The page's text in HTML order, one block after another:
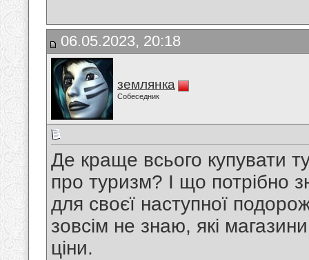
06.05.2023, 20:18
землянка
Собеседник
Де краще всього купувати
про туризм? І що потрібно
для своєї наступної
зовсім не знаю, які
ціни.